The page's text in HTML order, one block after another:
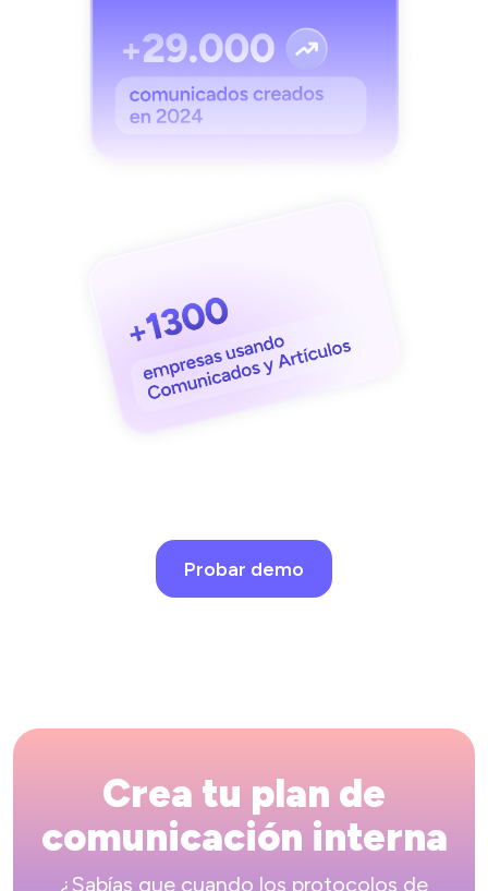
Probar demo
Crea tu plan de
comunicación interna
¿Sabías que cuando los protocolos de